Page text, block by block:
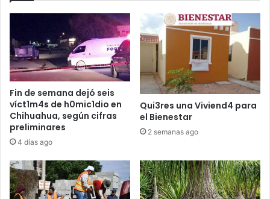
Fin de semana dejó seis
víct1m4s de h0mic1dio en
Chihuahua, según cifras
preliminares
4 días ago
Qui3res una Viviend4 para
el Bienestar
2 semanas ago